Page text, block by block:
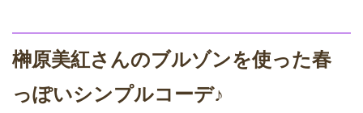
榊原美紅さんのブルゾンを使った春
っぽいシンプルコーデ♪